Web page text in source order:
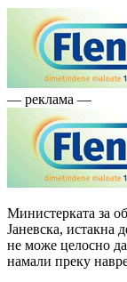
— реклама —
Министерката за
Јаневска, истакна
не може целосно
намали преку